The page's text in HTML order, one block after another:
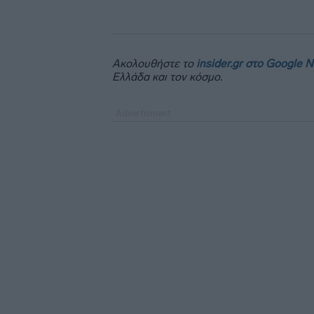
Ακολουθήστε το insider.gr στο Google
Ελλάδα και τον κόσμο.